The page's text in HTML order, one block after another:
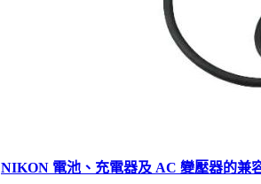
NIKON 電池、充電器及 AC 變壓器的兼